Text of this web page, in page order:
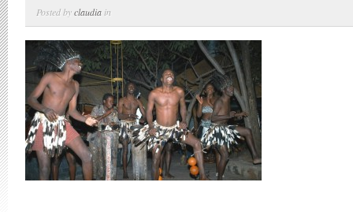
Posted byclaudia in